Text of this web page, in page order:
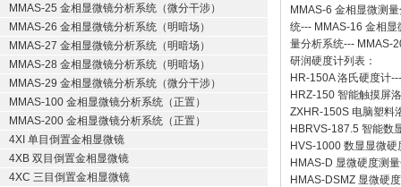
MMAS-25 金相显微镜分析系统（微分干涉）
MMAS-26 金相显微镜分析系统（明暗场）
MMAS-27 金相显微镜分析系统（明暗场）
MMAS-28 金相显微镜分析系统（明暗场）
MMAS-29 金相显微镜分析系统（微分干涉）
MMAS-100 金相显微镜分析系统（正置）
MMAS-200 金相显微镜分析系统（正置）
4XI 单目倒置金相显微镜
4XB 双目倒置金相显微镜
4XC 三目倒置金相显微镜
MMAS-6 金相显微测
统--- MMAS-16 金相显
量分析系统--- MMAS-
研润硬度计列表：
HR-150A 洛氏硬度计
HRZ-150 智能触摸屏
ZXHR-150S 电脑塑料
HBRVS-187.5 智能数
HVS-1000 数显显微硬
HMAS-D 显微硬度测
HMAS-DSMZ 显微硬